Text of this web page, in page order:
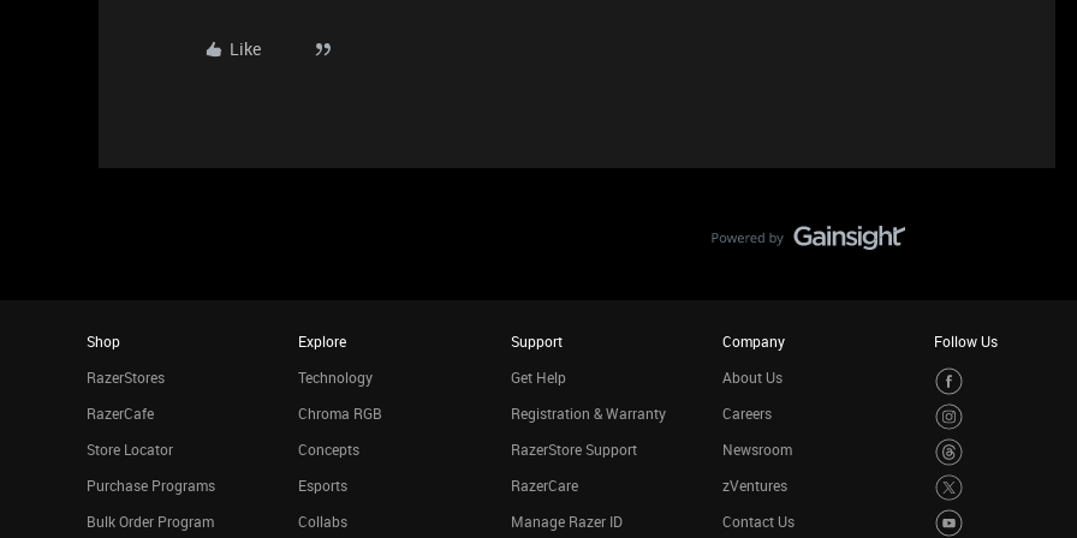
Like
Shop
RazerStores
RazerCafe
Store Locator
Purchase Programs
Bulk Order Program
Explore
Technology
Chroma RGB
Concepts
Esports
Collabs
Support
Get Help
Registration & Warranty
RazerStore Support
RazerCare
Manage Razer ID
Company
About Us
Careers
Newsroom
zVentures
Contact Us
Follow Us